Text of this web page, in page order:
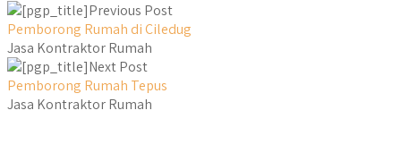
Previous Post
Pemborong Rumah di Ciledug
Jasa Kontraktor Rumah
Next Post
Pemborong Rumah Tepus
Jasa Kontraktor Rumah